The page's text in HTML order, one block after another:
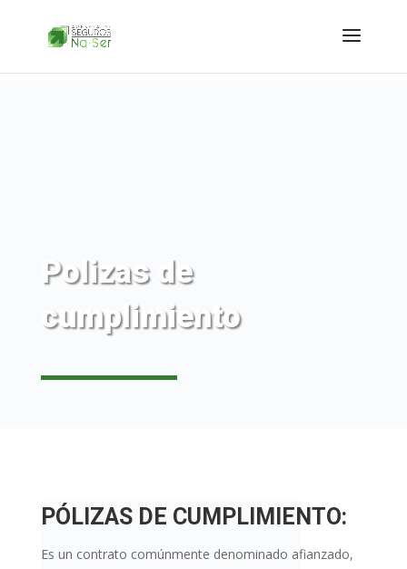
Polizas de
cumplimiento
PÓLIZAS DE CUMPLIMIENTO:
Es un contrato comúnmente denominado afianzado,